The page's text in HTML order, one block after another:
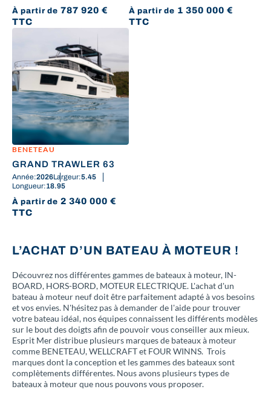
À partir de 787 920 €
TTC
À partir de 1 350 000 €
TTC
BENETEAU
GRAND TRAWLER 63
Année:2026Largeur:5.45
Longueur:18.95
À partir de 2 340 000 €
TTC
L’ACHAT D’UN BATEAU À MOTEUR !
Découvrez nos différentes gammes de bateaux à moteur, IN-
BOARD, HORS-BORD, MOTEUR ELECTRIQUE. L'achat d'un
bateau à moteur neuf doit être parfaitement adapté à vos besoins
et vos envies. N'hésitez pas à demander de l'aide pour trouver
votre bateau idéal, nos équipes connaissent les différents modèles
sur le bout des doigts afin de pouvoir vous conseiller aux mieux.
Esprit Mer distribue plusieurs marques de bateaux à moteur
comme BENETEAU, WELLCRAFT et FOUR WINNS. Trois
marques dont la conception et les gammes des bateaux sont
complètements différentes. Nous avons plusieurs types de
bateaux à moteur que nous pouvons vous proposer.